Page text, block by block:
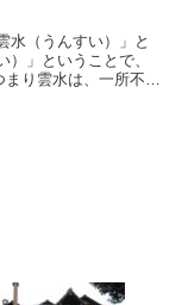
水（うんすい）」と
」ということで、
り雲水は、一所不住